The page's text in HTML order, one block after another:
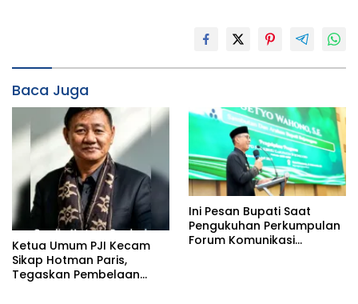
Baca Juga
Ketua Umum PJI Kecam
Sikap Hotman Paris,
Tegaskan Pembelaan
Ini Pesan Bupati Saat
Pengukuhan Perkumpulan
Forum Komunikasi